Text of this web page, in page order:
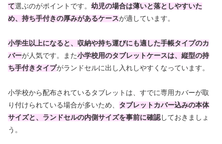
て選ぶのがポイントです。 幼児の場合は薄いと落としやすいた
め、持ち手付きの厚みがあるケースが適しています。
小学生以上になると、収納や持ち運びにも適した手帳タイプのカ
バーが人気です。また小学校用のタブレットケースは、縦型の持
ち手付きタイプがランドセルに出し入れしやすくなっています。
小学校から配布されているタブレットは、すでに専用カバーが取
り付けられている場合が多いため、 タブレットカバー込みの本体
サイズと、ランドセルの内側サイズを事前に確認 しておきましょ
う。